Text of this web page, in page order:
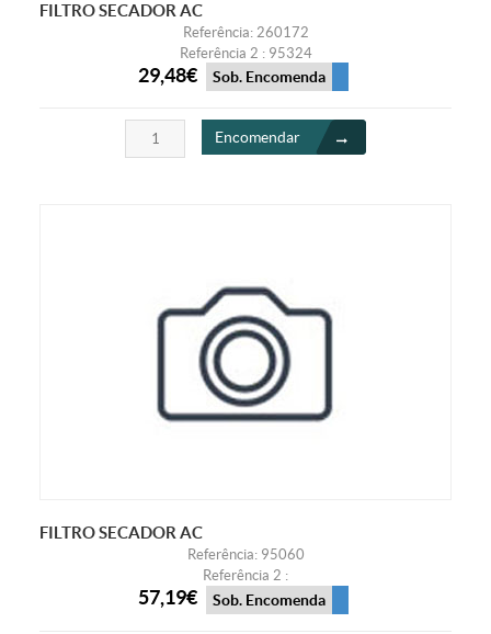
FILTRO SECADOR AC
Referência: 260172
Referência 2 : 95324
29,48€ Sob. Encomenda
Encomendar
FILTRO SECADOR AC
Referência: 95060
Referência 2 :
57,19€ Sob. Encomenda